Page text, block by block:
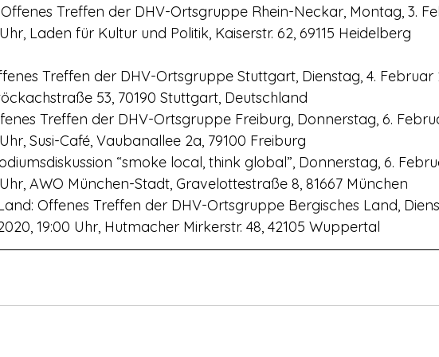
Treffen der DHV-Ortsgruppe Rhein-Neckar, Montag, 3.
Laden für Kultur und Politik, Kaiserstr. 62, 69115 Heidelberg
Treffen der DHV-Ortsgruppe Stuttgart, Dienstag, 4. Februar
53, 70190 Stuttgart, Deutschland
Treffen der DHV-Ortsgruppe Freiburg, Donnerstag, 6.
Susi-Café, Vaubanallee 2a, 79100 Freiburg
“smoke local, think global”, Donnerstag, 6.
AWO München-Stadt, Gravelottestraße 8, 81667 München
Offenes Treffen der DHV-Ortsgruppe Bergisches Land,
19:00 Uhr, Hutmacher Mirkerstr. 48, 42105 Wuppertal